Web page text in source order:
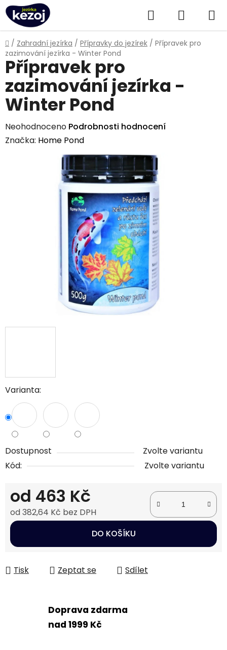
Přejít
na
obsah
Hledat
KOŠÍK
Domů
/ Zahradní jezírka / Přípravky do jezírek / Přípravek pro
zazimování jezírka - Winter Pond
Varianta:
Dostupnost
Zvolte variantu
Kód:
Zvolte variantu
od 463 Kč
od382,64 Kč bez DPH
Měrná cena:
DO KOŠÍKU
Tisk Zeptat se Sdílet
Přípravek pro
zazimování jezírka -
Winter Pond
Průměrné
hodnocení
Neohodnoceno Podrobnosti hodnocení
Značka: Home Pond
Doprava zdarma
nad 1999 Kč